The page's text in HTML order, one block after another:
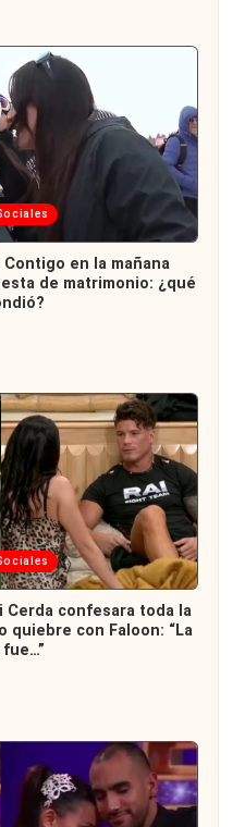
en la mañana
de matrimonio: ¿qué
Cerda confesara toda la
quiebre con Faloon: “La